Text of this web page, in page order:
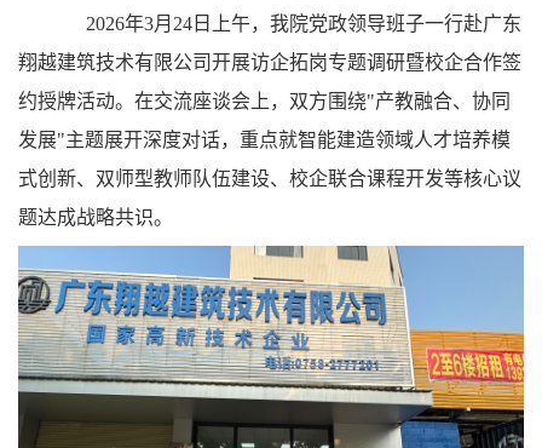
2026年3月24日上午，我院党政领导班子一行赴广东
翔越建筑技术有限公司开展访企拓岗专题调研暨校企合作签
约授牌活动。在交流座谈会上，双方围绕"产教融合、协同
发展"主题展开深度对话，重点就智能建造领域人才培养模
式创新、双师型教师队伍建设、校企联合课程开发等核心议
题达成战略共识。